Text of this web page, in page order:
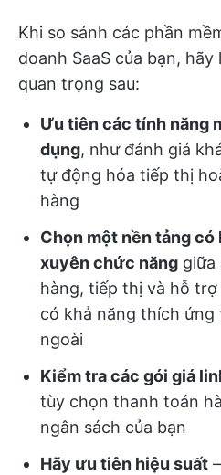
Khi so sánh các phần
doanh SaaS của bạn,
quan trọng sau:
Ưu tiên các tính năng
dụng, như đánh giá
tự động hóa tiếp thị
hàng
Chọn một nền tảng có
xuyên chức năng giữa
hàng, tiếp thị và hỗ
có khả năng thích
ngoài
Kiểm tra các gói giá
tùy chọn thanh toán
ngân sách của bạn
Hãy ưu tiên hiệu suất